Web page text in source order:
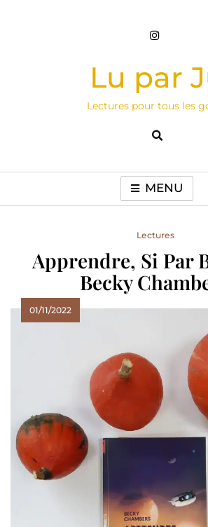
Lu par
Lectures pour tous les
MENU
Lectures
Apprendre, Si Par
Becky
01/11/2022